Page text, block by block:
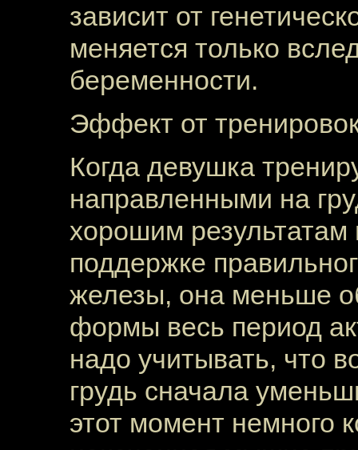
зависит от
меняется только
беременности.
Эффект от
Когда девушка
направленными на
хорошим результатам
поддержке
железы, она меньше
формы весь период
надо учитывать, что
грудь сначала
этот момент немного